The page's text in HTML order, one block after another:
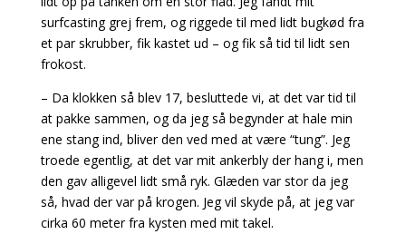
surfcasting grej frem, og riggede til med lidt bugkød fra
et par skrubber, fik kastet ud – og fik så tid til lidt sen
frokost.
– Da klokken så blev 17, besluttede vi, at det var tid til
at pakke sammen, og da jeg så begynder at hale min
ene stang ind, bliver den ved med at være “tung”. Jeg
troede egentlig, at det var mit ankerbly der hang i, men
den gav alligevel lidt små ryk. Glæden var stor da jeg
så, hvad der var på krogen. Jeg vil skyde på, at jeg var
cirka 60 meter fra kysten med mit takel.